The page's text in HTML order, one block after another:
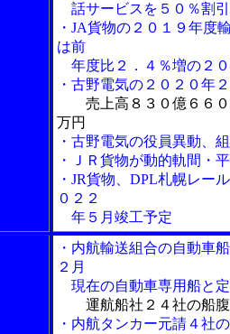
話サービスを５０％割引
・JA貨物の２０１９年度
は前
年度比２．４％増の２
・古野電気の２０２０年
売上高８３０億６６
万円
・古野電気の役員異動、
・
ＪＲ貨物が動的軌間・
・JR貨物、DPL札幌レー
０２２
年５月竣工予定
・内航輸送組合の自動車
２月
現在の自動車専用船と
運航船社２４社の船
・内航タンカー元請４社